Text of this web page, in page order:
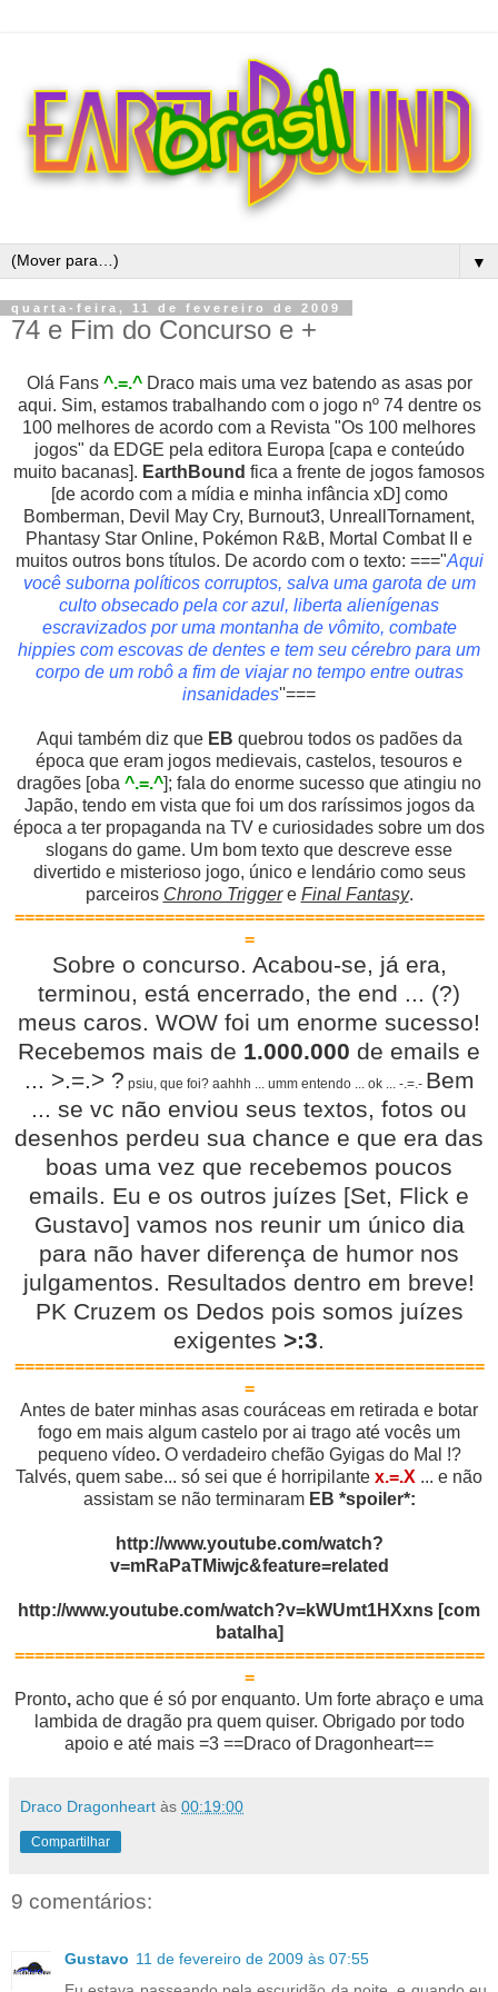
▼
quarta-feira, 11 de fevereiro de 2009
74 e Fim do Concurso e +
Olá Fans ^.=.^Draco mais uma vez batendo as asas por
aqui. Sim, estamos trabalhando com o jogo nº 74 dentre os
100 melhores de acordo com a Revista "Os 100 melhores
jogos" da EDGE pela editora Europa [capa e conteúdo
muito bacanas]. EarthBound fica a frente de jogos famosos
[de acordo com a mídia e minha infância xD] como
Bomberman, Devil May Cry, Burnout3, UnreallTornament,
Phantasy Star Online, Pokémon R&B, Mortal Combat II e
muitos outros bons títulos. De acordo com o texto: ==="Aqui
você suborna políticos corruptos, salva uma garota de um
culto obsecado pela cor azul, liberta alienígenas
escravizados por uma montanha de vômito, combate
hippies com escovas de dentes e tem seu cérebro para um
corpo de um robô a fim de viajar no tempo entre outras
insanidades''===
Aqui também diz que EB quebrou todos os padões da
época que eram jogos medievais, castelos, tesouros e
dragões [oba ^.=.^]; fala do enorme sucesso que atingiu no
Japão, tendo em vista que foi um dos raríssimos jogos da
época a ter propaganda na TV e curiosidades sobre um dos
slogans do game. Um bom texto que descreve esse
divertido e misterioso jogo, único e lendário como seus
parceiros Chrono Triggere Final Fantasy.
===============================================
=
Sobre o concurso. Acabou-se, já era,
terminou, está encerrado, the end ... (?)
meus caros. WOW foi um enorme sucesso!
Recebemos mais de 1.000.000 de emails e
... >.=.> ? psiu, que foi? aahhh ... umm entendo ... ok ... -.=.- Bem
... se vc não enviou seus textos, fotos ou
desenhos perdeu sua chance e que era das
boas uma vez que recebemos poucos
emails. Eu e os outros juízes [Set, Flick e
Gustavo] vamos nos reunir um único dia
para não haver diferença de humor nos
julgamentos. Resultados dentro em breve!
PK Cruzem os Dedos pois somos juízes
exigentes >:3.
===============================================
=
Antes de bater minhas asas couráceas em retirada e botar
fogo em mais algum castelo por ai trago até vocês um
pequeno vídeo. O verdadeiro chefão Gyigas do Mal !?
Talvés, quem sabe... só sei que é horripilante x.=.X ... e não
assistam se não terminaram EB *spoiler*:
http://www.youtube.com/watch?
v=mRaPaTMiwjc&feature=related
http://www.youtube.com/watch?v=kWUmt1HXxns [com
batalha]
===============================================
=
Pronto, acho que é só por enquanto. Um forte abraço e uma
lambida de dragão pra quem quiser. Obrigado por todo
apoio e até mais =3 ==Draco of Dragonheart==
Draco Dragonheart às 00:19:00
Compartilhar
9 comentários:
Gustavo 11 de fevereiro de 2009 às 07:55